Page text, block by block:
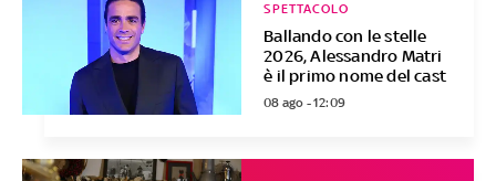
Ballando con le stelle
2026, Alessandro Matri
è il primo nome del cast
SPETTACOLO
08 ago - 12:09